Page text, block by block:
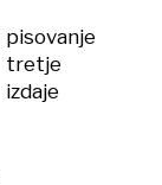
pisovanje
tretje
izdaje
hromi